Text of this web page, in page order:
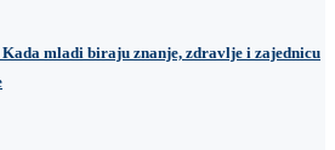
Kada mladi biraju znanje, zdravlje i zajednicu